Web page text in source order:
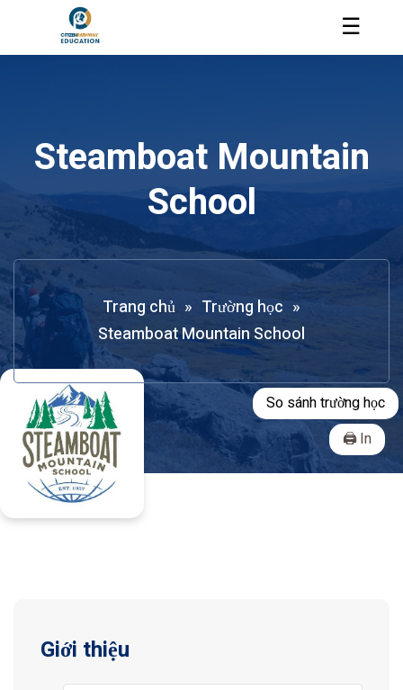
☰
Steamboat Mountain
School
Trang chủ » Trường học »
Steamboat Mountain School
So sánh trường học
In
Giới thiệu